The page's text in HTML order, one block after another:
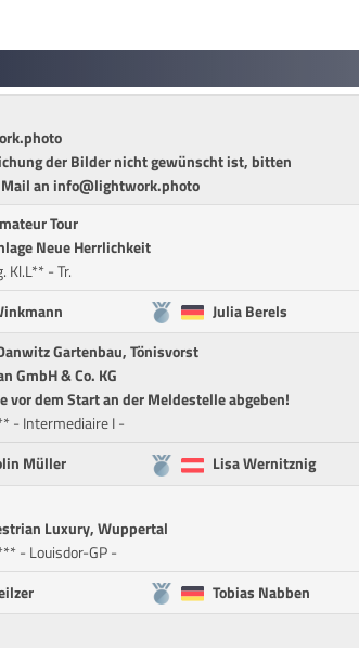
der Bilder nicht gewünscht ist, bitten
an info@lightwork.photo
Tour
Neue Herrlichkeit
- Tr.
Julia Berels
Gartenbau, Tönisvorst
GmbH & Co. KG
vor dem Start an der Meldestelle abgeben!
- Intermediaire I -
Müller Lisa Wernitznig
Luxury, Wuppertal
- Louisdor-GP -
Tobias Nabben